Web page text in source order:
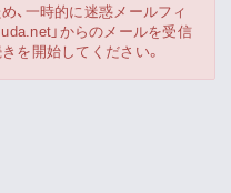
、一時的に迷惑メールフィ
」からのメールを受信
を開始してください。